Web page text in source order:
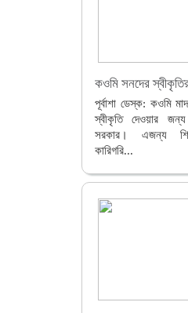
কওমি সনদের
পূর্বাশা ডেস্ক: কওমি
স্বীকৃতি দেওয়ার
সরকার। এজন্য
কারিগরি...